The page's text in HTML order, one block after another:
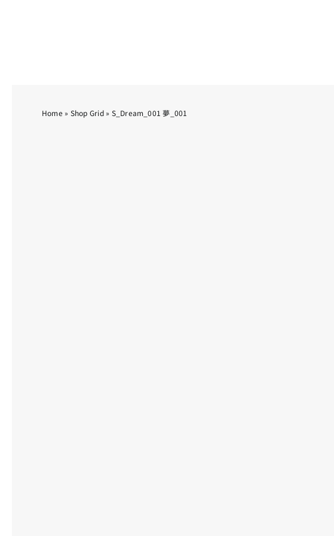
Home» Shop Grid» S_Dream_001 夢_001